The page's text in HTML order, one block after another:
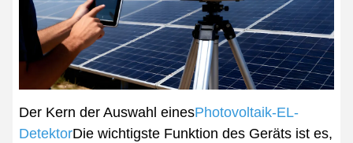
Der Kern der Auswahl einesPhotovoltaik-EL-
DetektorDie wichtigste Funktion des Geräts ist es,